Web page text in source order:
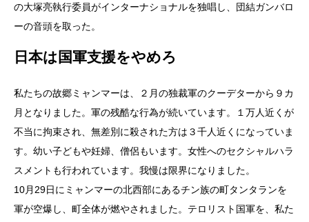
の大塚亮執行委員がインターナショナルを独唱し、団結ガンバロ
ーの音頭を取った。
日本は国軍支援をやめろ
私たちの故郷ミャンマーは、２月の独裁軍のクーデターから９カ
月となりました。軍の残酷な行為が続いています。１万人近くが
不当に拘束され、無差別に殺された方は３千人近くになっていま
す。幼い子どもや妊婦、僧侶もいます。女性へのセクシャルハラ
スメントも行われています。我慢は限界になりました。
10月29日にミャンマーの北西部にあるチン族の町タンタランを
軍が空爆し、町全体が燃やされました。テロリスト国軍を、私た